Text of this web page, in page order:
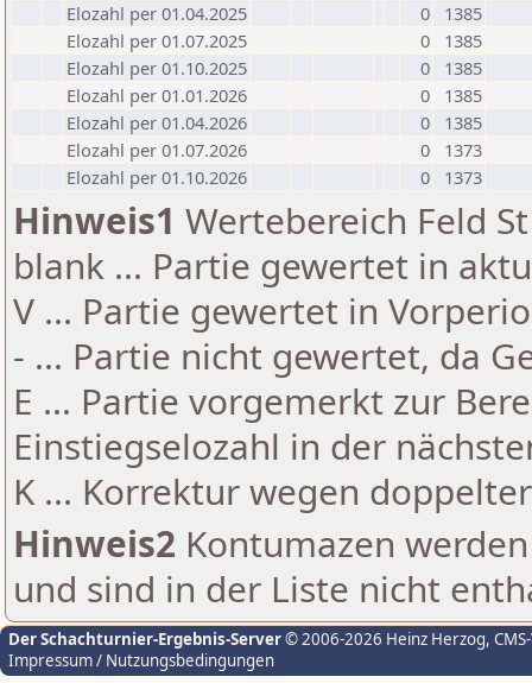
Elozahl per 01.04.2025
0
1385
Elozahl per 01.07.2025
0
1385
Elozahl per 01.10.2025
0
1385
Elozahl per 01.01.2026
0
1385
Elozahl per 01.04.2026
0
1385
Elozahl per 01.07.2026
0
1373
Elozahl per 01.10.2026
0 1373
Hinweis1 Wertebereich Feld
blank ... Partie gewertet in
V ... Partie gewertet in
- ... Partie nicht gewertet, da
E ... Partie vorgemerkt zur
Einstiegselozahl in der
K ... Korrektur wegen
Hinweis2 Kontumazen
und sind in der Liste nicht
Der Schachturnier-Ergebnis-Server© 2006-2026 Heinz Herzog,
Impressum / Nutzungsbedingungen